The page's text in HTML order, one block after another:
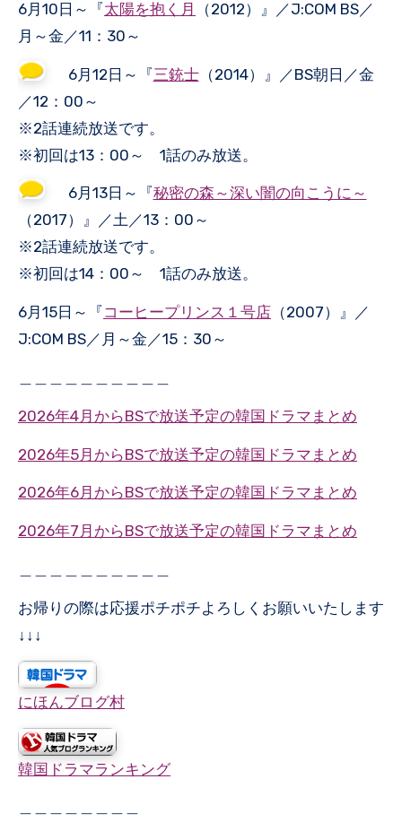
6月10日～『太陽を抱く月
（2012）』／J:COM BS／
月～金／11：30～
6月12日～『三銃士（2014）』／BS朝日／金
／12：00～
※2話連続放送です。
※初回は13：00～ 1話のみ放送。
6月13日～『秘密の森～深い闇の向こうに～
（2017）』／土／13：00～
※2話連続放送です。
※初回は14：00～ 1話のみ放送。
6月15日～『コーヒープリンス１号店 （2007）』／
J:COM BS／月～金／15：30～
2026年4月からBSで放送予定の韓国ドラマまとめ
2026年5月からBSで放送予定の韓国ドラマまとめ
2026年6月からBSで放送予定の韓国ドラマまとめ
2026年7月からBSで放送予定の韓国ドラマまとめ
お帰りの際は応援ポチポチよろしくお願いいたします
↓↓↓
にほんブログ村
韓国ドラマランキング